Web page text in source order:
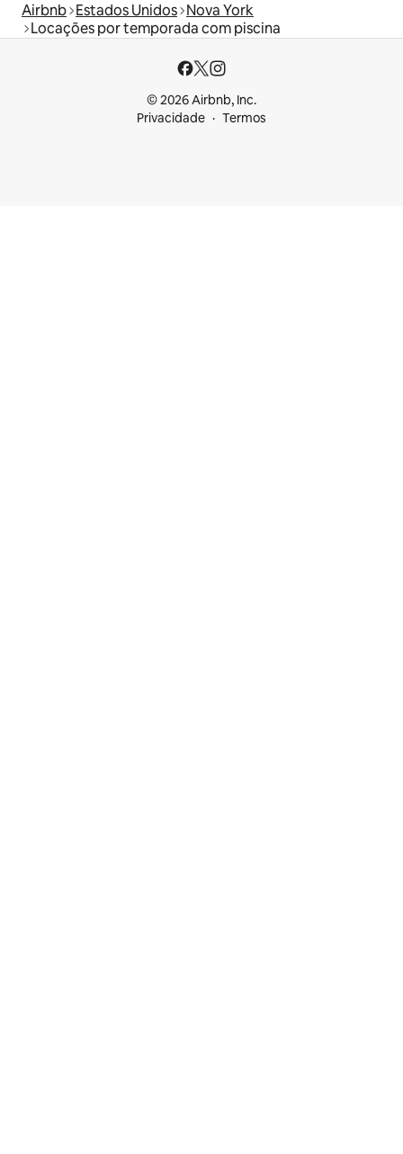
Airbnb Estados Unidos Nova York
Locações por temporada com piscina
© 2026 Airbnb, Inc.
Privacidade
Termos